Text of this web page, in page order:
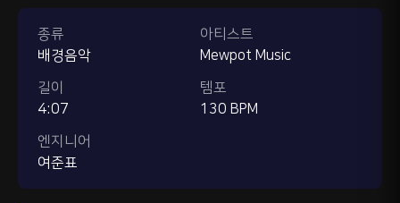
종류
배경음악
길이
4:07
엔지니어
여준표
아티스트
Mewpot Music
템포
130 BPM